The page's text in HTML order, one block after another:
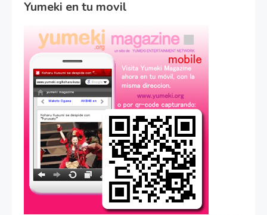
Yumeki en tu movil